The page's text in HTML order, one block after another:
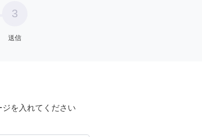
3
送信
を入れてください